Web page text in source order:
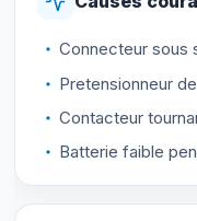
Connecteur sous
Pretensionneur
Contacteur
Batterie faible